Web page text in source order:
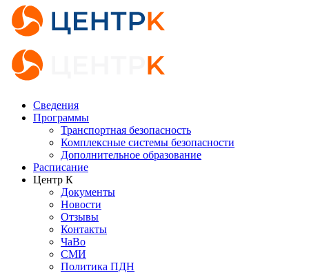
Сведения
Программы
Транспортная безопасность
Комплексные системы безопасности
Дополнительное образование
Расписание
Центр К
Документы
Новости
Отзывы
Контакты
ЧаВо
СМИ
Политика ПДН